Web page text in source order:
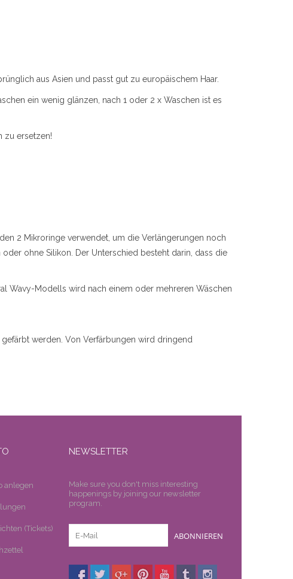
aus Asien und passt gut zu europäischem Haar.
ein wenig glänzen, nach 1 oder 2 x Waschen ist es
zu ersetzen!
2 Mikroringe verwendet, um die Verlängerungen noch
ohne Silikon. Der Unterschied besteht darin, dass die
Wavy-Modells wird nach einem oder mehreren Wäschen
werden. Von Verfärbungen wird dringend
anlegen
(Tickets)
NEWSLETTER
Make sure you don't miss interesting
happenings by joining our newsletter
program.
ABONNIEREN